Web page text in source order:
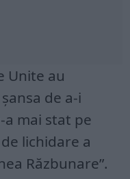
Unite au
de a-i
mai stat pe
lichidare a
Răzbunare”.